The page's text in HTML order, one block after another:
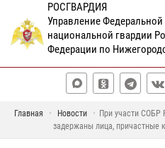
РОСГВАРДИЯ
Управление
национальной гвардии
Федерации по
Главная Новости
При участи СОБР
задержаны лица, причастные